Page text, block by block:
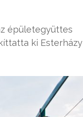
épületegyüttes
ki Esterházy